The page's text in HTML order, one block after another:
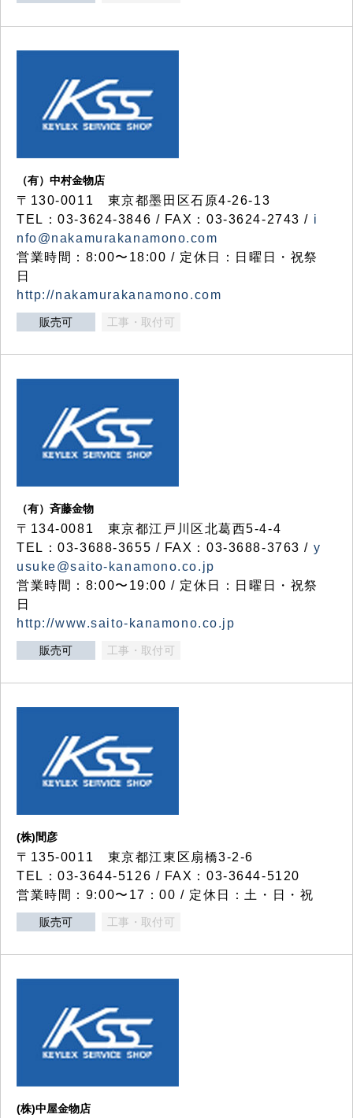
（有）中村金物店
〒130-0011 東京都墨田区石原4-26-13
TEL：03-3624-3846 / FAX：03-3624-2743 / i
nfo@nakamurakanamono.com
営業時間：8:00〜18:00 / 定休日：日曜日・祝祭
日
http://nakamurakanamono.com
販売可 工事・取付可
（有）斉藤金物
〒134-0081 東京都江戸川区北葛西5-4-4
TEL：03-3688-3655 / FAX：03-3688-3763 / y
usuke@saito-kanamono.co.jp
営業時間：8:00〜19:00 / 定休日：日曜日・祝祭
日
http://www.saito-kanamono.co.jp
販売可 工事・取付可
(株)間彦
〒135-0011 東京都江東区扇橋3-2-6
TEL：03-3644-5126 / FAX：03-3644-5120
営業時間：9:00〜17：00 / 定休日：土・日・祝
販売可 工事・取付可
(株)中屋金物店